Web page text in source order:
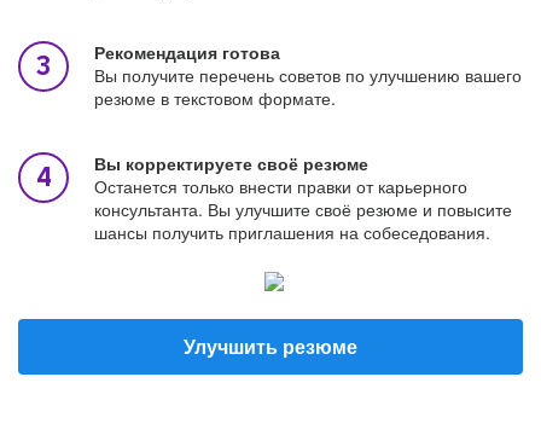
Рекомендация готова
Вы получите перечень советов по улучшению вашего
резюме в текстовом формате.
Вы корректируете своё резюме
Останется только внести правки от карьерного
консультанта. Вы улучшите своё резюме и повысите
шансы получить приглашения на собеседования.
Улучшить резюме